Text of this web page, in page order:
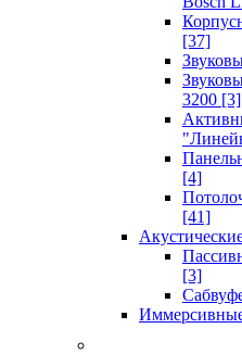
[37]
3200 [3]
[4]
[41]
[3]